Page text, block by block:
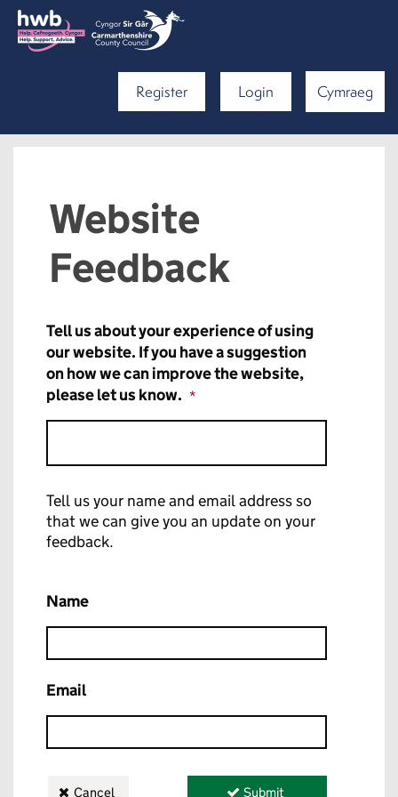
Register Login Cymraeg